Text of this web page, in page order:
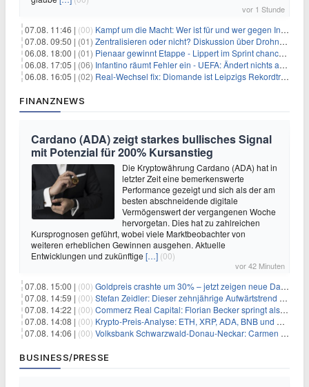
vor 1 Stunde
07.08. 11:46 | (00) Kampf um die Macht: Wer ist für und wer gegen Infantino?
07.08. 09:50 | (01) Zentralisieren oder nicht? Diskussion über Drohnenabwehr
06.08. 18:00 | (01) Pienaar gewinnt Etappe - Lippert im Sprint chancenlos
06.08. 17:05 | (06) Infantino räumt Fehler ein - UEFA: Ändert nichts an Boykott
06.08. 16:05 | (02) Real-Wechsel fix: Diomande ist Leipzigs Rekordtransfer
FINANZNEWS
Cardano (ADA) zeigt starkes bullisches Signal
mit Potenzial für 200% Kursanstieg
Die Kryptowährung Cardano (ADA) hat in
letzter Zeit eine bemerkenswerte
Performance gezeigt und sich als der am
besten abschneidende digitale
Vermögenswert der vergangenen Woche
hervorgetan. Dies hat zu zahlreichen
Kursprognosen geführt, wobei viele Marktbeobachter von
weiteren erheblichen Gewinnen ausgehen. Aktuelle
Entwicklungen und zukünftige […] (00)
vor 42 Minuten
07.08. 15:00 | (00) Goldpreis crashte um 30% – jetzt zeigen neue Daten: War es berechtigt?
07.08. 14:59 | (00) Stefan Zeidler: Dieser zehnjährige Aufwärtstrend macht mich optimistisch
07.08. 14:22 | (00) Commerz Real Capital: Florian Becker springt als Leiter ein
07.08. 14:08 | (00) Krypto-Preis-Analyse: ETH, XRP, ADA, BNB und HYPE
07.08. 14:06 | (00) Volksbank Schwarzwald-Donau-Neckar: Carmen Wedam übernimmt Aufsichtsratsvorsitz
BUSINESS/PRESSE